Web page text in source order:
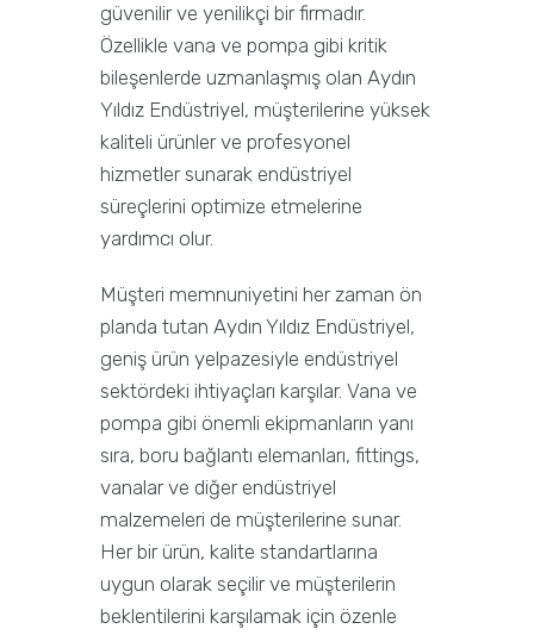
güvenilir ve yenilikçi bir firmadır.
Özellikle vana ve pompa gibi kritik
bileşenlerde uzmanlaşmış olan Aydın
Yıldız Endüstriyel, müşterilerine yüksek
kaliteli ürünler ve profesyonel
hizmetler sunarak endüstriyel
süreçlerini optimize etmelerine
yardımcı olur.
Müşteri memnuniyetini her zaman ön
planda tutan Aydın Yıldız Endüstriyel,
geniş ürün yelpazesiyle endüstriyel
sektördeki ihtiyaçları karşılar. Vana ve
pompa gibi önemli ekipmanların yanı
sıra, boru bağlantı elemanları, fittings,
vanalar ve diğer endüstriyel
malzemeleri de müşterilerine sunar.
Her bir ürün, kalite standartlarına
uygun olarak seçilir ve müşterilerin
beklentilerini karşılamak için özenle